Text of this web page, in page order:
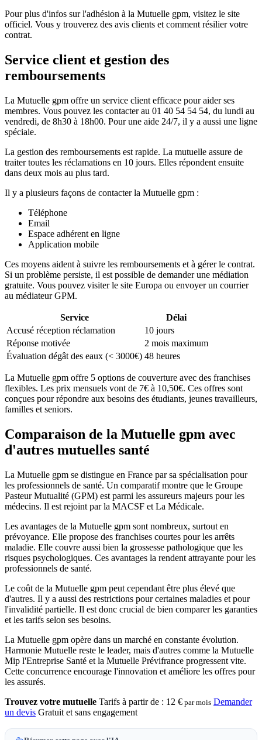
Pour plus d'infos sur l'adhésion à la Mutuelle gpm, visitez le site
officiel. Vous y trouverez des avis clients et comment résilier votre
contrat.
Service client et gestion des
remboursements
La Mutuelle gpm offre un service client efficace pour aider ses
membres. Vous pouvez les contacter au 01 40 54 54 54, du lundi au
vendredi, de 8h30 à 18h00. Pour une aide 24/7, il y a aussi une ligne
spéciale.
La gestion des remboursements est rapide. La mutuelle assure de
traiter toutes les réclamations en 10 jours. Elles répondent ensuite
dans deux mois au plus tard.
Il y a plusieurs façons de contacter la Mutuelle gpm :
Téléphone
Email
Espace adhérent en ligne
Application mobile
Ces moyens aident à suivre les remboursements et à gérer le contrat.
Si un problème persiste, il est possible de demander une médiation
gratuite. Vous pouvez visiter le site Europa ou envoyer un courrier
au médiateur GPM.
Service
Délai
Accusé réception réclamation
10 jours
Réponse motivée
2 mois maximum
Évaluation dégât des eaux (< 3000€) 48 heures
La Mutuelle gpm offre 5 options de couverture avec des franchises
flexibles. Les prix mensuels vont de 7€ à 10,50€. Ces offres sont
conçues pour répondre aux besoins des étudiants, jeunes travailleurs,
familles et seniors.
Comparaison de la Mutuelle gpm avec
d'autres mutuelles santé
La Mutuelle gpm se distingue en France par sa spécialisation pour
les professionnels de santé. Un comparatif montre que le Groupe
Pasteur Mutualité (GPM) est parmi les assureurs majeurs pour les
médecins. Il est rejoint par la MACSF et La Médicale.
Les avantages de la Mutuelle gpm sont nombreux, surtout en
prévoyance. Elle propose des franchises courtes pour les arrêts
maladie. Elle couvre aussi bien la grossesse pathologique que les
risques psychologiques. Ces avantages la rendent attrayante pour les
professionnels de santé.
Le coût de la Mutuelle gpm peut cependant être plus élevé que
d'autres. Il y a aussi des restrictions pour certaines maladies et pour
l'invalidité partielle. Il est donc crucial de bien comparer les garanties
et les tarifs selon ses besoins.
La Mutuelle gpm opère dans un marché en constante évolution.
Harmonie Mutuelle reste le leader, mais d'autres comme la Mutuelle
Mip l'Entreprise Santé et la Mutuelle Prévifrance progressent vite.
Cette concurrence encourage l'innovation et améliore les offres pour
les assurés.
Trouvez votre mutuelle Tarifs à partir de : 12 € par mois Demander
un devis Gratuit et sans engagement